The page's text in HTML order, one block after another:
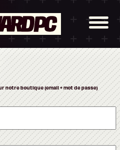
notre boutique (email + mot de passe)